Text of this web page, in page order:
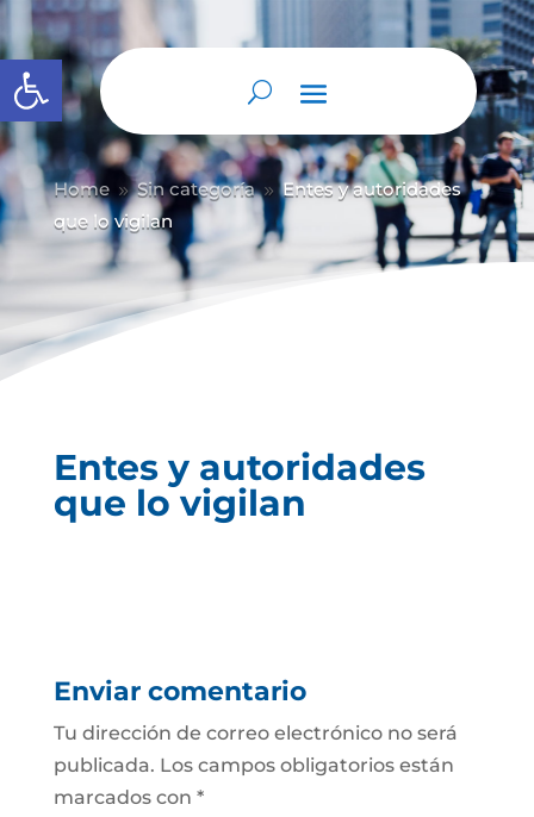
Abrir barra de herramientas
Home 9 Sin categoría 9 Entes y autoridades
que lo vigilan
Entes y autoridades
que lo vigilan
Enviar comentario
Tu dirección de correo electrónico no será
publicada. Los campos obligatorios están
marcados con *